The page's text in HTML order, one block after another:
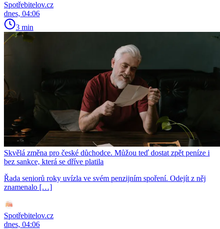
Spotřebitelov.cz
dnes, 04:06
3 min
Skvělá změna pro české důchodce. Můžou teď dostat zpět peníze i
bez sankce, která se dříve platila
Řada seniorů roky uvízla ve svém penzijním spoření. Odejít z něj
znamenalo […]
Spotřebitelov.cz
dnes, 04:06